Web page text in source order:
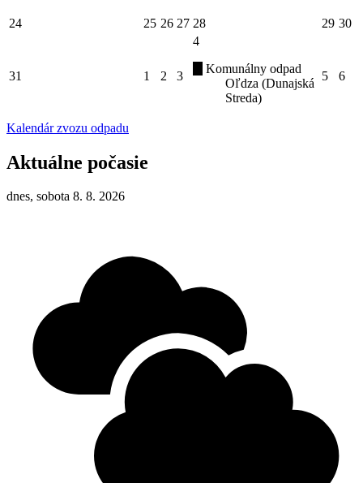
24 25 26 27 28 29 30
31 1 2 3
4
Komunálny odpad
Oľdza (Dunajská
Streda)
5 6
Kalendár zvozu odpadu
Aktuálne počasie
dnes, sobota 8. 8. 2026